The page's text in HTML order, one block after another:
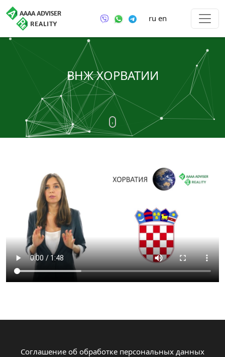
ru en
ВНЖ ХОРВАТИИ
Соглашение об обработке персональных данных